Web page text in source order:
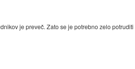
je preveč. Zato se je potrebno zelo